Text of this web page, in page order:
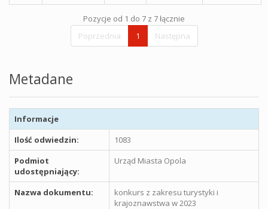
Pozycje od 1 do 7 z 7 łącznie
Poprzednia
1 Następna
Metadane
Informacje
Ilość odwiedzin:
1083
Podmiot
udostępniający:
Urząd Miasta Opola
Nazwa dokumentu:
konkurs z zakresu turystyki i
krajoznawstwa w 2023